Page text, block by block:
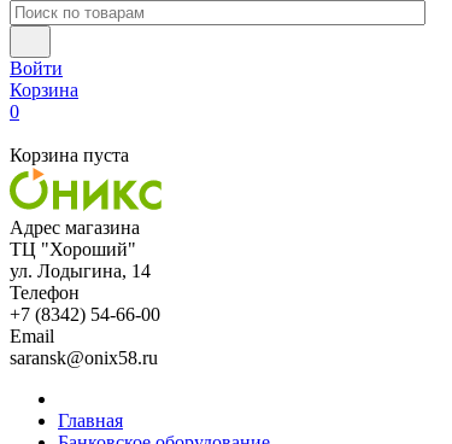
Войти
Корзина
0
Корзина пуста
Адрес магазина
ТЦ "Хороший"
ул. Лодыгина, 14
Телефон
+7 (8342) 54-66-00
Email
saransk@onix58.ru
Главная